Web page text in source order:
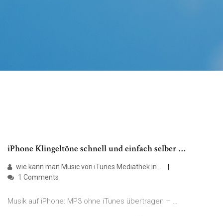
iPhone Klingeltöne schnell und einfach selber …
wie kann man Music von iTunes Mediathek in …
1 Comments
Musik auf iPhone: MP3 ohne iTunes übertragen – …